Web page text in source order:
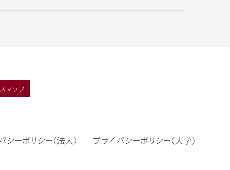
マップ
シーポリシー（法人） プライバシーポリシー（大学）